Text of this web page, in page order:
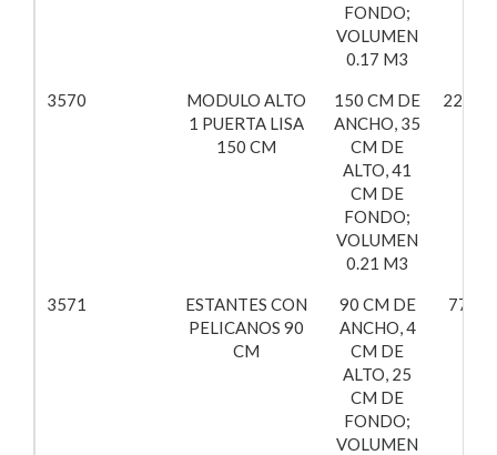
FONDO;
VOLUMEN
0.17 M3
3570
MODULO ALTO
1 PUERTA LISA
150 CM
150 CM DE
ANCHO, 35
CM DE
ALTO, 41
CM DE
FONDO;
VOLUMEN
0.21 M3
3571
ESTANTES CON
PELICANOS 90
CM
90 CM DE
ANCHO, 4
CM DE
ALTO, 25
CM DE
FONDO;
VOLUMEN